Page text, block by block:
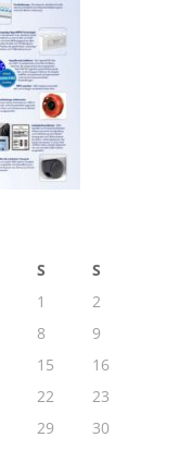
S
S
1
2
8
9
15
16
22
23
29
30